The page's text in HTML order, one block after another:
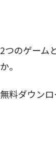
2つのゲーム
か。
無料ダウン